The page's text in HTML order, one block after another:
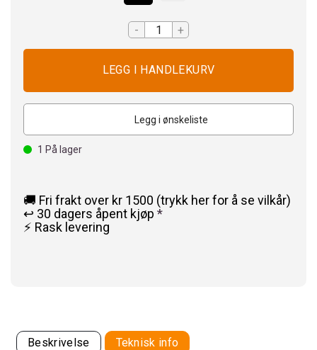
- +
Legg i ønskeliste
1 På lager
🚚 Fri frakt over kr 1500 (trykk her for å se vilkår)
↩️ 30 dagers åpent kjøp *
⚡ Rask levering
Beskrivelse Teknisk info